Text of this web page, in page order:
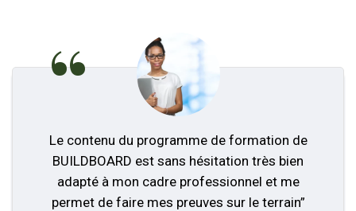
“
Le contenu du programme de formation de
BUILDBOARD est sans hésitation très bien
adapté à mon cadre professionnel et me
permet de faire mes preuves sur le terrain”